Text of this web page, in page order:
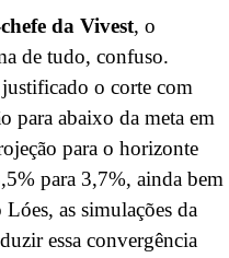
da Vivest, o
de tudo, confuso.
o corte com
para abaixo da meta em
para o horizonte
para 3,7%, ainda bem
as simulações da
essa convergência